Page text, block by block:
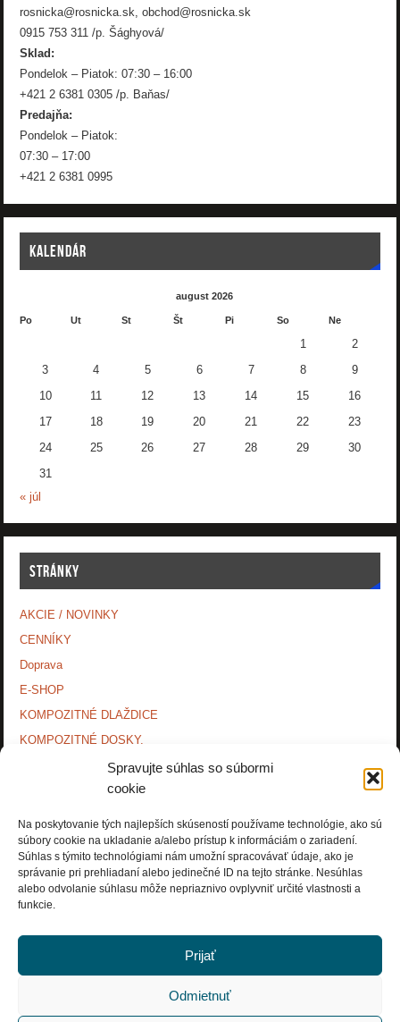
Spravujte súhlas so súbormi
cookie
Na poskytovanie tých najlepších skúseností používame technológie, ako sú
súbory cookie na ukladanie a/alebo prístup k informáciám o zariadení.
Súhlas s týmito technológiami nám umožní spracovávať údaje, ako je
správanie pri prehliadaní alebo jedinečné ID na tejto stránke. Nesúhlas
alebo odvolanie súhlasu môže nepriaznivo ovplyvniť určité vlastnosti a
funkcie.
Prijať
Odmietnuť
rosnicka@rosnicka.sk, obchod@rosnicka.sk
0915 753 311 /p. Šághyová/
Sklad:
Pondelok – Piatok: 07:30 – 16:00
+421 2 6381 0305 /p. Baňas/
Predajňa:
Pondelok – Piatok:
07:30 – 17:00
+421 2 6381 0995
KALENDÁR
august 2026
Po Ut St Št Pi So Ne
1 2
3 4 5 6 7 8 9
10 11 12 13 14 15 16
17 18 19 20 21 22 23
24 25 26 27 28 29 30
31
« júl
STRÁNKY
AKCIE / NOVINKY
CENNÍKY
Doprava
E-SHOP
KOMPOZITNÉ DLAŽDICE
KOMPOZITNÉ DOSKY.
MONTÁŽNE NÁVODY
OCHRANA OSOBNÝCH ÚDAJOV
PRÍSLUŠENSTVO.
Zásady používania súborov cookie (EÚ)
Copyright © Rosnička Slovakia, a.s. 2018. All Rights Reserved.